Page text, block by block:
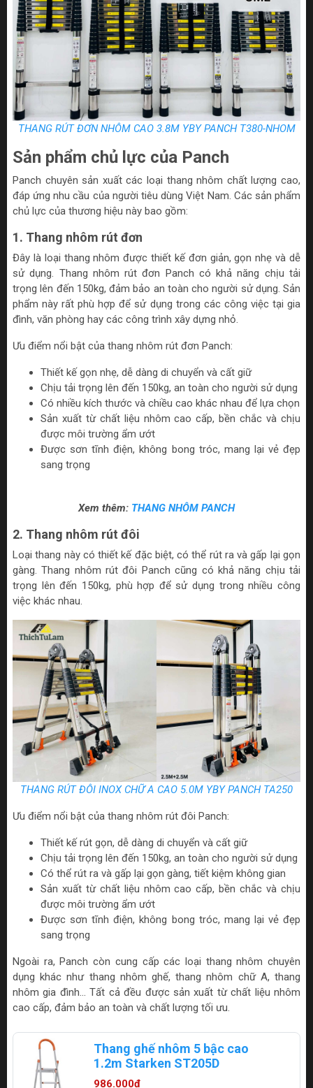
THANG RÚT ĐƠN NHÔM CAO 3.8M YBY PANCH T380-NHOM
Sản phẩm chủ lực của Panch
Panch chuyên sản xuất các loại thang nhôm chất lượng cao,
đáp ứng nhu cầu của người tiêu dùng Việt Nam. Các sản phẩm
chủ lực của thương hiệu này bao gồm:
1. Thang nhôm rút đơn
Đây là loại thang nhôm được thiết kế đơn giản, gọn nhẹ và dễ
sử dụng. Thang nhôm rút đơn Panch có khả năng chịu tải
trọng lên đến 150kg, đảm bảo an toàn cho người sử dụng. Sản
phẩm này rất phù hợp để sử dụng trong các công việc tại gia
đình, văn phòng hay các công trình xây dựng nhỏ.
Ưu điểm nổi bật của thang nhôm rút đơn Panch:
Thiết kế gọn nhẹ, dễ dàng di chuyển và cất giữ
Chịu tải trọng lên đến 150kg, an toàn cho người sử dụng
Có nhiều kích thước và chiều cao khác nhau để lựa chọn
Sản xuất từ chất liệu nhôm cao cấp, bền chắc và chịu
được môi trường ẩm ướt
Được sơn tĩnh điện, không bong tróc, mang lại vẻ đẹp
sang trọng
Xem thêm: THANG NHÔM PANCH
2. Thang nhôm rút đôi
Loại thang này có thiết kế đặc biệt, có thể rút ra và gấp lại gọn
gàng. Thang nhôm rút đôi Panch cũng có khả năng chịu tải
trọng lên đến 150kg, phù hợp để sử dụng trong nhiều công
việc khác nhau.
THANG RÚT ĐÔI INOX CHỮ A CAO 5.0M YBY PANCH TA250
Ưu điểm nổi bật của thang nhôm rút đôi Panch:
Thiết kế rút gọn, dễ dàng di chuyển và cất giữ
Chịu tải trọng lên đến 150kg, an toàn cho người sử dụng
Có thể rút ra và gấp lại gọn gàng, tiết kiệm không gian
Sản xuất từ chất liệu nhôm cao cấp, bền chắc và chịu
được môi trường ẩm ướt
Được sơn tĩnh điện, không bong tróc, mang lại vẻ đẹp
sang trọng
Ngoài ra, Panch còn cung cấp các loại thang nhôm chuyên
dụng khác như thang nhôm ghế, thang nhôm chữ A, thang
nhôm gia đình... Tất cả đều được sản xuất từ chất liệu nhôm
cao cấp, đảm bảo an toàn và chất lượng tối ưu.
Thang ghế nhôm 5 bậc cao
1.2m Starken ST205D
986.000₫